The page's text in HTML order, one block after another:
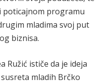
poticajnom programu
mladima svoj put
biznisa.
Ružić ističe da je ideja
mladih Brčko